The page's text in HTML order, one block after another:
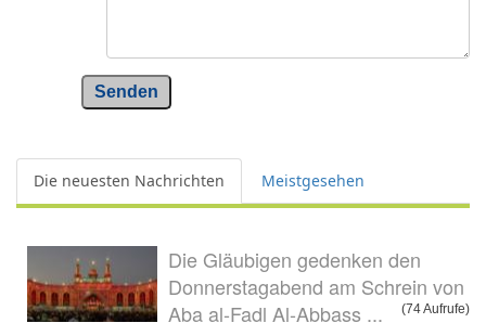
Senden
Die neuesten Nachrichten Meistgesehen
Die Gläubigen gedenken den
Donnerstagabend am Schrein von
Aba al-Fadl Al-Abbass ...
(74 Aufrufe)